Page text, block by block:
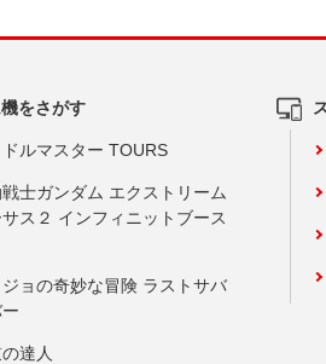
をさがす
ルマスター TOURS
士ガンダム エクストリーム
ス２ インフィニットブース
ョの奇妙な冒険 ラストサバ
達人